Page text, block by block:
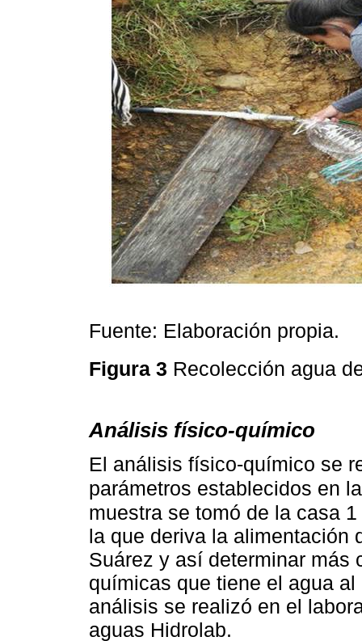
Fuente: Elaboración propia.
Figura 3 Recolección agua
Análisis físico-químico
El análisis físico-químico se
parámetros establecidos en
muestra se tomó de la casa
la que deriva la alimentación
Suárez y así determinar más
químicas que tiene el agua
análisis se realizó en el
aguas Hidrolab.